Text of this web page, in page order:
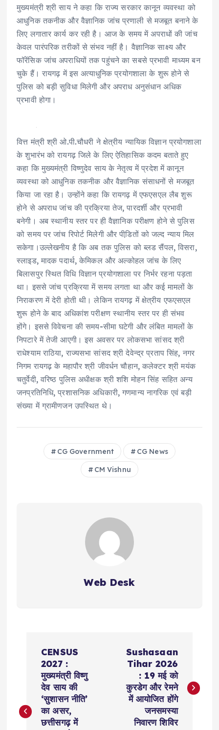
मुख्यमंत्री श्री साय ने कहा कि राज्य सरकार कानून व्यवस्था को
आधुनिक तकनीक और वैज्ञानिक जांच प्रणाली से मजबूत बनाने के
लिए लगातार कार्य कर रही है। आज के समय में अपराधों की जांच
केवल पारंपरिक तरीकों से संभव नहीं है। वैज्ञानिक साक्ष्य और
फॉरेंसिक जांच अपराधियों तक पहुंचने का सबसे प्रभावी माध्यम बन
चुके हैं। रायगढ़ में इस अत्याधुनिक प्रयोगशाला के शुरू होने से
पुलिस को बड़ी सुविधा मिलेगी और अपराध अनुसंधान अधिक
प्रभावी होगा।
वित्त मंत्री श्री ओ.पी.चौधरी ने क्षेत्रीय न्यायिक विज्ञान प्रयोगशाला
के शुभारंभ को रायगढ़ जिले के लिए ऐतिहासिक कदम बताते हुए
कहा कि मुख्यमंत्री विष्णुदेव साय के नेतृत्व में प्रदेश में कानून
व्यवस्था को आधुनिक तकनीक और वैज्ञानिक संसाधनों से मजबूत
किया जा रहा है। उन्होंने कहा कि रायगढ़ में एफएसएल लैब शुरू
होने से अपराध जांच की प्रक्रिया तेज, पारदर्शी और प्रभावी
बनेगी। अब स्थानीय स्तर पर ही वैज्ञानिक परीक्षण होने से पुलिस
को समय पर जांच रिपोर्ट मिलेगी और पीडि़तों को जल्द न्याय मिल
सकेगा।उल्लेखनीय है कि अब तक पुलिस को ब्लड सैंपल, विसरा,
स्लाइड, मादक पदार्थ, केमिकल और अल्कोहल जांच के लिए
बिलासपुर स्थित विधि विज्ञान प्रयोगशाला पर निर्भर रहना पड़ता
था। इससे जांच प्रक्रिया में समय लगता था और कई मामलों के
निराकरण में देरी होती थी। लेकिन रायगढ़ में क्षेत्रीय एफएसएल
शुरू होने के बाद अधिकांश परीक्षण स्थानीय स्तर पर ही संभव
होंगे। इससे विवेचना की समय-सीमा घटेगी और लंबित मामलों के
निपटारे में तेजी आएगी। इस अवसर पर लोकसभा सांसद श्री
राधेश्याम राठिया, राज्यसभा सांसद श्री देवेन्द्र प्रताप सिंह, नगर
निगम रायगढ़ के महापौर श्री जीवर्धन चौहान, कलेक्टर श्री मयंक
चतुर्वेदी, वरिष्ठ पुलिस अधीक्षक श्री शशि मोहन सिंह सहित अन्य
जनप्रतिनिधि, प्रशासनिक अधिकारी, गणमान्य नागरिक एवं बड़ी
संख्या में ग्रामीणजन उपस्थित थे।
CG Government CG News
CM Vishnu
Web Desk
t
CENSUS
2027 :
मुख्यमंत्री विष्णु
देव साय की
‘सुशासन नीति’
का असर, ​
छत्तीसगढ़ में
Sushasaan
Tihar 2026
: 19 मई को
कुरडेग और रेमने
में आयोजित होंगे
जनसमस्या
निवारण शिविर